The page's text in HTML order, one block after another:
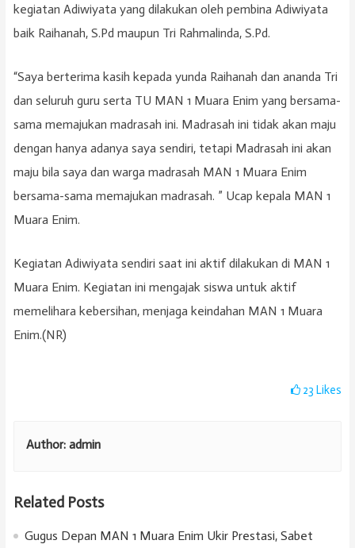
kegiatan Adiwiyata yang dilakukan oleh pembina Adiwiyata
baik Raihanah, S.Pd maupun Tri Rahmalinda, S.Pd.
“Saya berterima kasih kepada yunda Raihanah dan ananda Tri
dan seluruh guru serta TU MAN 1 Muara Enim yang bersama-
sama memajukan madrasah ini. Madrasah ini tidak akan maju
dengan hanya adanya saya sendiri, tetapi Madrasah ini akan
maju bila saya dan warga madrasah MAN 1 Muara Enim
bersama-sama memajukan madrasah. ” Ucap kepala MAN 1
Muara Enim.
Kegiatan Adiwiyata sendiri saat ini aktif dilakukan di MAN 1
Muara Enim. Kegiatan ini mengajak siswa untuk aktif
memelihara kebersihan, menjaga keindahan MAN 1 Muara
Enim.(NR)
23Likes
Author: admin
Related Posts
Gugus Depan MAN 1 Muara Enim Ukir Prestasi, Sabet